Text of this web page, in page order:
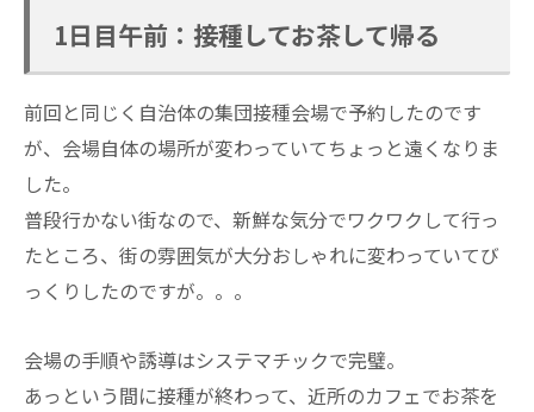
1日目午前：接種してお茶して帰る
前回と同じく自治体の集団接種会場で予約したのです
が、会場自体の場所が変わっていてちょっと遠くなりま
した。
普段行かない街なので、新鮮な気分でワクワクして行っ
たところ、街の雰囲気が大分おしゃれに変わっていてび
っくりしたのですが。。。
会場の手順や誘導はシステマチックで完璧。
あっという間に接種が終わって、近所のカフェでお茶を